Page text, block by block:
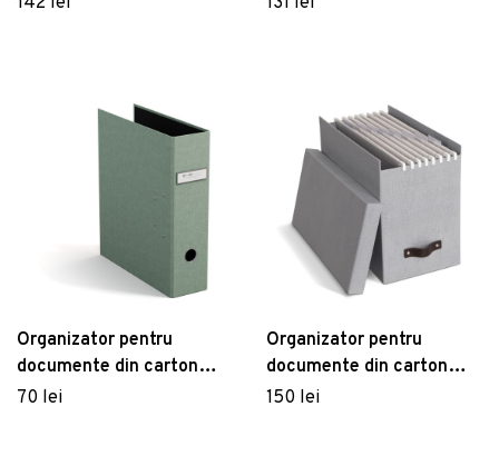
Organizator pentru
documente din carton
Archie – Bigso Box of
70 lei
Organizator pentru
documente din carton
Johan – Bigso Box of
150 lei